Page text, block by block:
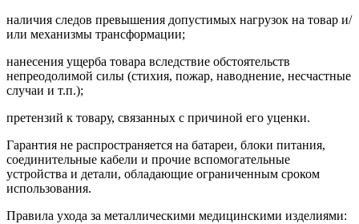
наличия следов превышения допустимых нагрузок на товар и/
или механизмы трансформации;
нанесения ущерба товара вследствие обстоятельств
непреодолимой силы (стихия, пожар, наводнение, несчастные
случаи и т.п.);
претензий к товару, связанных с причиной его уценки.
Гарантия не распространяется на батареи, блоки питания,
соединительные кабели и прочие вспомогательные
устройства и детали, обладающие ограниченным сроком
использования.
Правила ухода за металлическими медицинскими изделиями: